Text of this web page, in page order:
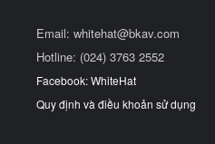
Email: whitehat@bkav.com
Hotline: (024) 3763 2552
Facebook: WhiteHat
Quy định và điều khoản sử dụng